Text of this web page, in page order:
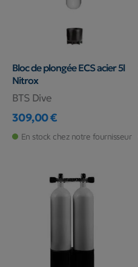
Bloc de plongée ECS acier 5l
Nitrox
BTS Dive
Prix
309,00 €
En stock chez notre fournisseur